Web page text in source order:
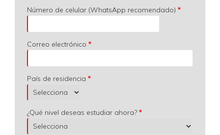
Número de celular (WhatsApp recomendado)
Correo electrónico
País de residencia
¿Qué nivel deseas estudiar ahora?